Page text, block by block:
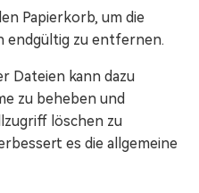
Papierkorb, um die
endgültig zu entfernen.
Dateien kann dazu
zu beheben und
löschen zu
es die allgemeine